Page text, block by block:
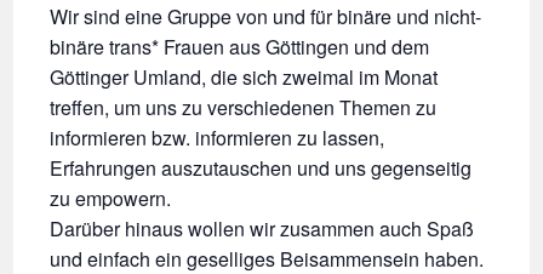
Wir sind eine Gruppe von und für binäre und nicht-
binäre trans* Frauen aus Göttingen und dem
Göttinger Umland, die sich zweimal im Monat
treffen, um uns zu verschiedenen Themen zu
informieren bzw. informieren zu lassen,
Erfahrungen auszutauschen und uns gegenseitig
zu empowern.
Darüber hinaus wollen wir zusammen auch Spaß
und einfach ein geselliges Beisammensein haben.